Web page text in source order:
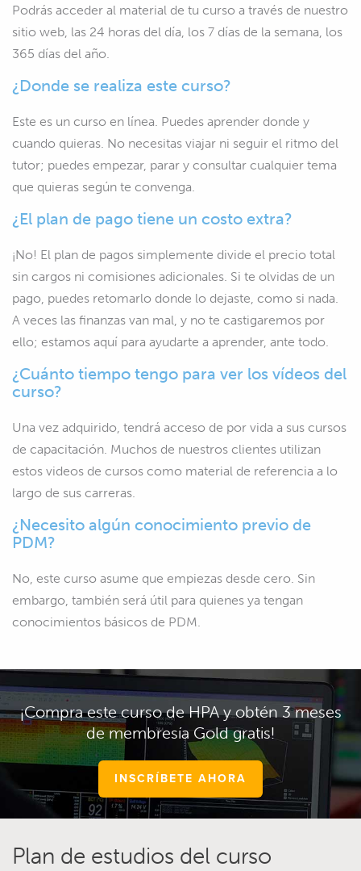
Podrás acceder al material de tu curso a través de nuestro
sitio web, las 24 horas del día, los 7 días de la semana, los
365 días del año.
¿Donde se realiza este curso?
Este es un curso en línea. Puedes aprender donde y
cuando quieras. No necesitas viajar ni seguir el ritmo del
tutor; puedes empezar, parar y consultar cualquier tema
que quieras según te convenga.
¿El plan de pago tiene un costo extra?
¡No! El plan de pagos simplemente divide el precio total
sin cargos ni comisiones adicionales. Si te olvidas de un
pago, puedes retomarlo donde lo dejaste, como si nada.
A veces las finanzas van mal, y no te castigaremos por
ello; estamos aquí para ayudarte a aprender, ante todo.
¿Cuánto tiempo tengo para ver los vídeos del
curso?
Una vez adquirido, tendrá acceso de por vida a sus cursos
de capacitación. Muchos de nuestros clientes utilizan
estos videos de cursos como material de referencia a lo
largo de sus carreras.
¿Necesito algún conocimiento previo de
PDM?
No, este curso asume que empiezas desde cero. Sin
embargo, también será útil para quienes ya tengan
conocimientos básicos de PDM.
¡Compra este curso de HPA y obtén 3 meses
de membresía Gold gratis!
INSCRÍBETE AHORA
Plan de estudios del curso